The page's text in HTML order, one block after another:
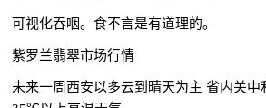
可视化吞咽。食不言是有道理的。
紫罗兰翡翠市场行情
未来一周西安以多云到晴天为主 省内关中